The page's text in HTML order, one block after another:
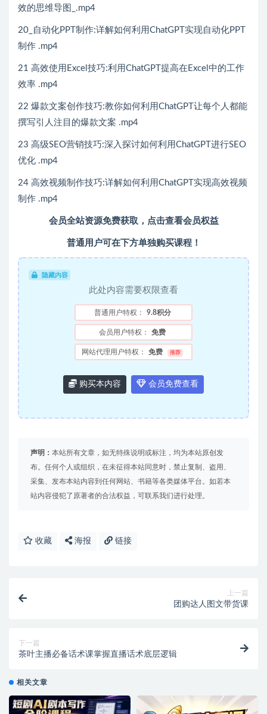
效的思维导图_.mp4
20_自动化PPT制作:详解如何利用ChatGPT实现自动化PPT
制作 .mp4
21 高效使用Excel技巧:利用ChatGPT提高在Excel中的工作
效率 .mp4
22 爆款文案创作技巧:教你如何利用ChatGPT让每个人都能
撰写引人注目的爆款文案 .mp4
23 高级SEO营销技巧:深入探讨如何利用ChatGPT进行SEO
优化 .mp4
24 高效视频制作技巧:详解如何利用ChatGPT实现高效视频
制作 .mp4
会员全站资源免费获取，点击查看会员权益
普通用户可在下方单独购买课程！
隐藏内容
此处内容需要权限查看
普通用户特权： 9.8积分
会员用户特权： 免费
网站代理用户特权： 免费 推荐
购买本内容 会员免费查看
声明： 本站所有文章，如无特殊说明或标注，均为本站原创发
布。任何个人或组织，在未征得本站同意时，禁止复制、盗用、
采集、发布本站内容到任何网站、书籍等各类媒体平台。如若本
站内容侵犯了原著者的合法权益，可联系我们进行处理。
收藏 海报 链接
上一篇
团购达人图文带货课
下一篇
茶叶主播必备话术课掌握直播话术底层逻辑
相关文章